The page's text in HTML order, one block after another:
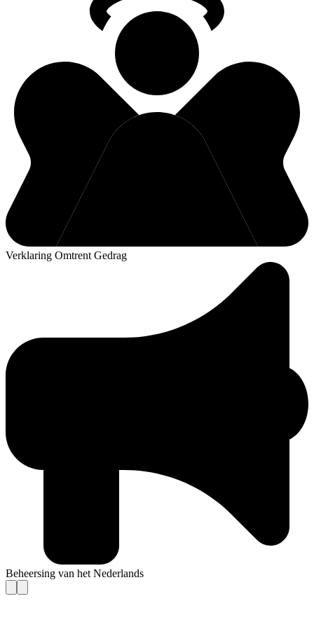
Verklaring Omtrent Gedrag
Beheersing van het Nederlands